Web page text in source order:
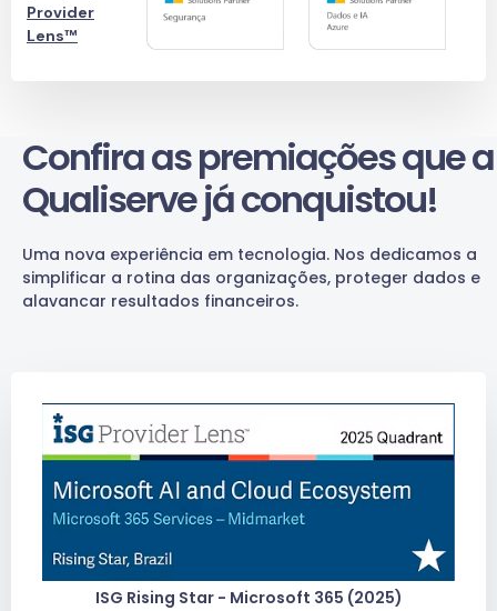
Provider
Lens™
Confira as premiações que a
Qualiserve já conquistou!
Uma nova experiência em tecnologia. Nos dedicamos a
simplificar a rotina das organizações, proteger dados e
alavancar resultados financeiros.
ISG Rising Star - Microsoft 365 (2025)